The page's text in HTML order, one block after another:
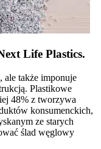
Life Plastics.
także imponuje
Plastikowe
48% z tworzywa
konsumenckich,
ze starych
ślad węglowy